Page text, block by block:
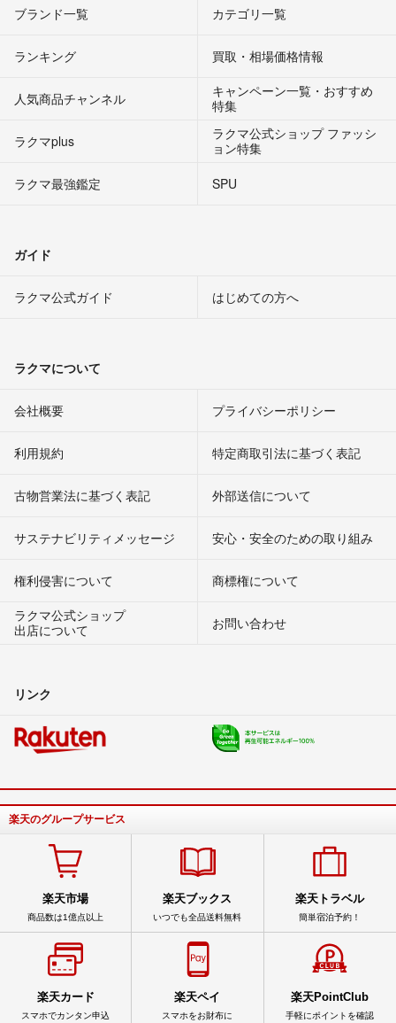
ブランド一覧 カテゴリ一覧
ランキング 買取・相場価格情報
人気商品チャンネル
キャンペーン一覧・おすすめ
特集
ラクマplus
ラクマ公式ショップ ファッシ
ョン特集
ラクマ最強鑑定
SPU
ガイド
ラクマ公式ガイド はじめての方へ
ラクマについて
会社概要 プライバシーポリシー
利用規約 特定商取引法に基づく表記
古物営業法に基づく表記 外部送信について
サステナビリティメッセージ 安心・安全のための取り組み
権利侵害について
商標権について
ラクマ公式ショップ
出店について
お問い合わせ
リンク
楽天のグループサービス
楽天市場
商品数は1億点以上
楽天ブックス
いつでも全品送料無料
楽天トラベル
簡単宿泊予約！
楽天カード
スマホでカンタン申込
楽天ペイ
スマホをお財布に
楽天PointClub
手軽にポイントを確認